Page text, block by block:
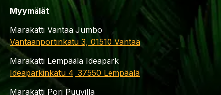
Myymälät
Marakatti Vantaa Jumbo
Vantaanportinkatu 3, 01510 Vantaa
Marakatti Lempäälä Ideapark
Ideaparkinkatu 4, 37550 Lempäälä
Marakatti Pori Puuvilla